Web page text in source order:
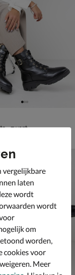
- zwart
vergelijkbare
laten
wordt
wordt
om
worden,
cookies voor
Meer